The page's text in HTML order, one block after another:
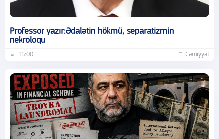
Professor yazır:Ədalətin hökmü, separatizmin
nekroloqu
16:00 Cəmiyyət